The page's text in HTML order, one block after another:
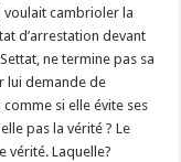
cambrioler la
d’arrestation devant
ne termine pas sa
lui demande de
si elle évite ses
pas la vérité ? Le
vérité. Laquelle?